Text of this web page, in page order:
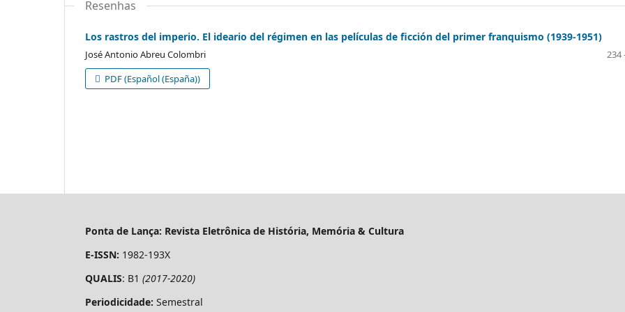
Resenhas
Los rastros del imperio. El ideario del régimen en las películas de ficción del primer franquismo (1939-1951)
José Antonio Abreu Colombri
234
PDF (Español (España))
Ponta de Lança: Revista Eletrônica de História, Memória & Cultura
E-ISSN: 1982-193X
QUALIS: B1 (2017-2020)
Periodicidade: Semestral